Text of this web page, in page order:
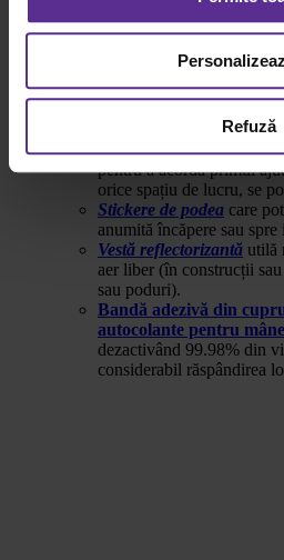
Pentru mai multe informații, vă
Refuză
dispozitiv inteligent pentru
potrivită atât la birou, cât
Botoși de unică folosință
comune de murdărie.
domeniul medical.
Cutie de prim ajutorcu
pentru a acorda primul
orice spațiu de lucru, se
Stickere de podea care
anumită încăpere sau
Vestă reflectorizantă utilă
aer liber (în construcții
sau poduri).
Bandă adezivă din
autocolante pentru
dezactivând 99.98% din
considerabil răspândirea